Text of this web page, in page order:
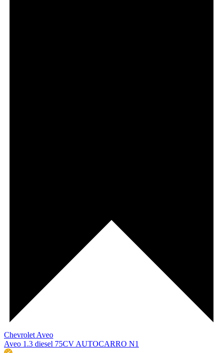
Chevrolet Aveo
Aveo 1.3 diesel 75CV AUTOCARRO N1